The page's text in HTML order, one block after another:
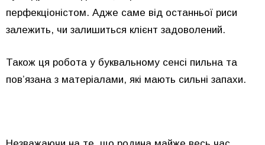
перфекціоністом. Адже саме від останньої риси
залежить, чи залишиться клієнт задоволений.
Також ця робота у буквальному сенсі пильна та
пов’язана з матеріалами, які мають сильні запахи.